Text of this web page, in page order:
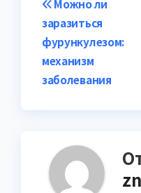
по
записям
Можно ли
заразиться
фурункулезом:
механизм
заболевания